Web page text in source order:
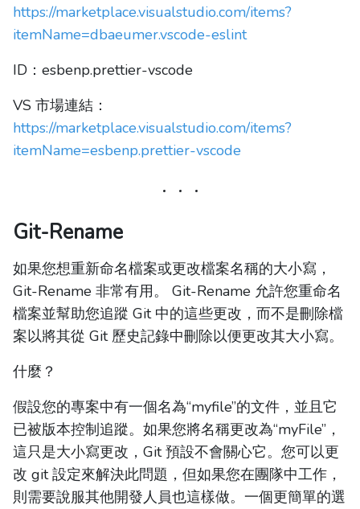
https://marketplace.visualstudio.com/items?
itemName=dbaeumer.vscode-eslint
ID：esbenp.prettier-vscode
VS 市場連結：
https://marketplace.visualstudio.com/items?
itemName=esbenp.prettier-vscode
Git-Rename
如果您想重新命名檔案或更改檔案名稱的大小寫，
Git-Rename 非常有用。 Git-Rename 允許您重命名
檔案並幫助您追蹤 Git 中的這些更改，而不是刪除檔
案以將其從 Git 歷史記錄中刪除以便更改其大小寫。
什麼？
假設您的專案中有一個名為“myfile”的文件，並且它
已被版本控制追蹤。如果您將名稱更改為“myFile”，
這只是大小寫更改，Git 預設不會關心它。您可以更
改 git 設定來解決此問題，但如果您在團隊中工作，
則需要說服其他開發人員也這樣做。一個更簡單的選